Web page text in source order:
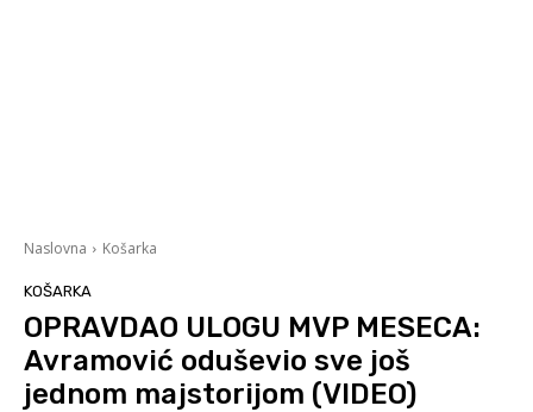
Naslovna Košarka
KOŠARKA
OPRAVDAO ULOGU MVP MESECA:
Avramović oduševio sve još
jednom majstorijom (VIDEO)